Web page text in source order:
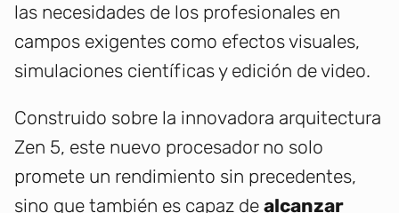
las necesidades de los profesionales en
campos exigentes como efectos visuales,
simulaciones científicas y edición de video.
Construido sobre la innovadora arquitectura
Zen 5, este nuevo procesador no solo
promete un rendimiento sin precedentes,
sino que también es capaz de alcanzar